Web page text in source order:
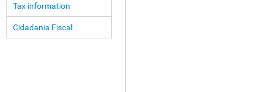
Tax information
Cidadania Fiscal